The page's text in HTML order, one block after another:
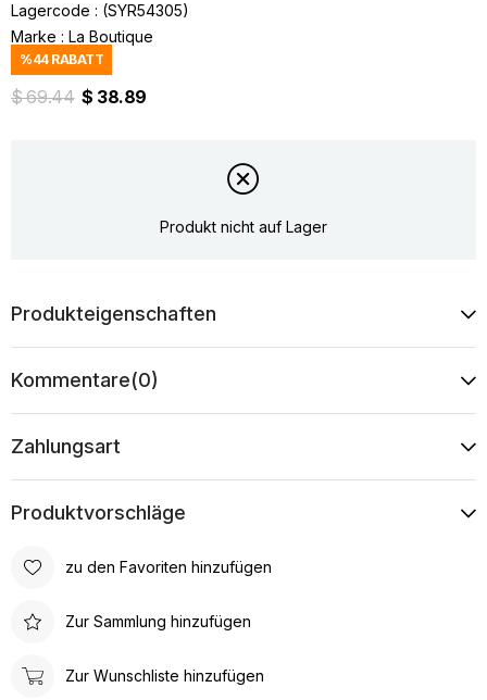
Lagercode
(SYR54305)
Marke : La Boutique
%44RABATT
$ 69.44 $ 38.89
Produkt nicht auf Lager
Produkteigenschaften
Kommentare(0)
Zahlungsart
Produktvorschläge
zu den Favoriten hinzufügen
Zur Sammlung hinzufügen
Zur Wunschliste hinzufügen